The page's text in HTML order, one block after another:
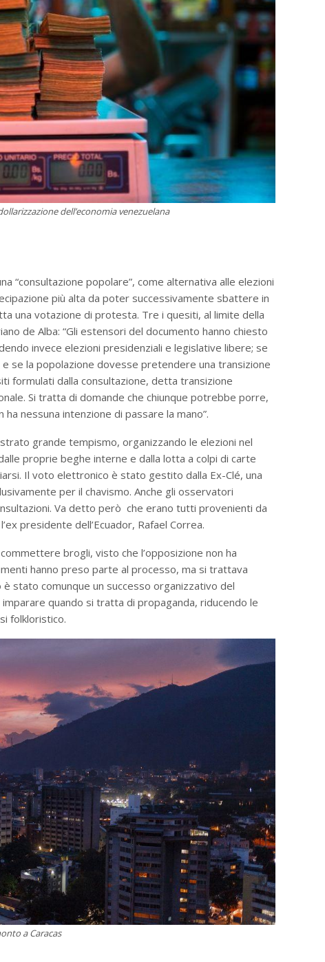
dell’economia venezuelana
“consultazione popolare”, come alternativa alle elezioni
più alta da poter successivamente sbattere in
una votazione di protesta. Tre i quesiti, al limite della
de Alba: “Gli estensori del documento hanno chiesto
invece elezioni presidenziali e legislative libere; se
se la popolazione dovesse pretendere una transizione
formulati dalla consultazione, detta transizione
Si tratta di domande che chiunque potrebbe porre,
nessuna intenzione di passare la mano”.
grande tempismo, organizzando le elezioni nel
proprie beghe interne e dalla lotta a colpi di carte
Il voto elettronico è stato gestito dalla Ex-Clé, una
per il chavismo. Anche gli osservatori
Va detto però che erano tutti provenienti da
presidente dell’Ecuador, Rafael Correa.
brogli, visto che l’opposizione non ha
hanno preso parte al processo, ma si trattava
stato comunque un successo organizzativo del
quando si tratta di propaganda, riducendo le
folkloristico.
a Caracas